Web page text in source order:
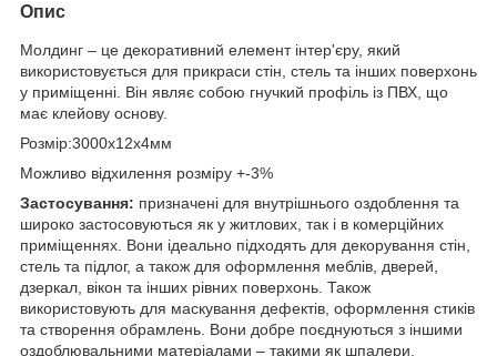
Опис
Молдинг – це декоративний елемент інтер'єру, який
використовується для прикраси стін, стель та інших поверхонь
у приміщенні. Він являє собою гнучкий профіль із ПВХ, що
має клейову основу.
Розмір:3000х12х4мм
Можливо відхилення розміру +-3%
Застосування: призначені для внутрішнього оздоблення та
широко застосовуються як у житлових, так і в комерційних
приміщеннях. Вони ідеально підходять для декорування стін,
стель та підлог, а також для оформлення меблів, дверей,
дзеркал, вікон та інших рівних поверхонь. Також
використовують для маскування дефектів, оформлення стиків
та створення обрамлень. Вони добре поєднуються з іншими
оздоблювальними матеріалами – такими як шпалери,